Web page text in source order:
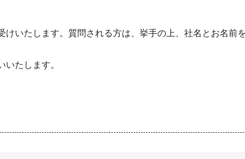
いたします。質問される方は、挙手の上、社名とお名前
たします。